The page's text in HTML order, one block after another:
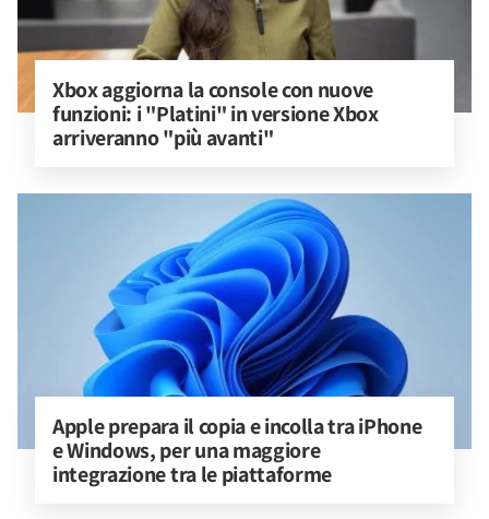
Xbox aggiorna la console con nuove
funzioni: i "Platini" in versione Xbox
arriveranno "più avanti"
Apple prepara il copia e incolla tra iPhone
e Windows, per una maggiore
integrazione tra le piattaforme